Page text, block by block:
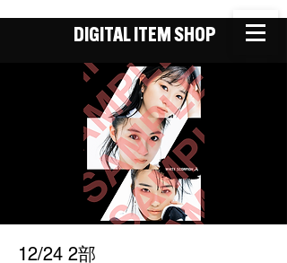
DIGITAL ITEM SHOP
12/24 2部